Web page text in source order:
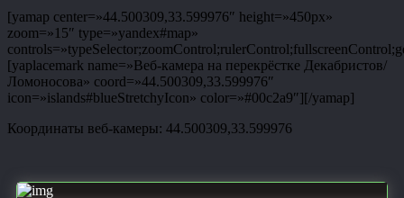
[yamap center=»44.500309,33.599976″ height=»450px»
zoom=»15″ type=»yandex#map»
[yaplacemark name=»Веб-камера на перекрёстке Декабристов/
Ломоносова» coord=»44.500309,33.599976″
icon=»islands#blueStretchyIcon» color=»#00c2a9″][/yamap]
Координаты веб-камеры: 44.500309,33.599976